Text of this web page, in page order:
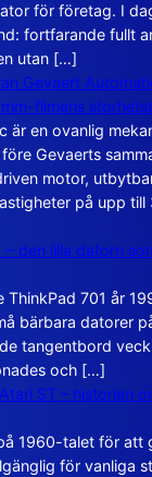
för företag. I
fortfarande fullt
utan […]
Gevaert
filmens
är en ovanlig
Gevaerts
motor,
på upp till
– den lilla datorn
ThinkPad 701 år
bärbara datorer
tangentbord
och […]
ST – historien
1960-talet för att
för vanliga